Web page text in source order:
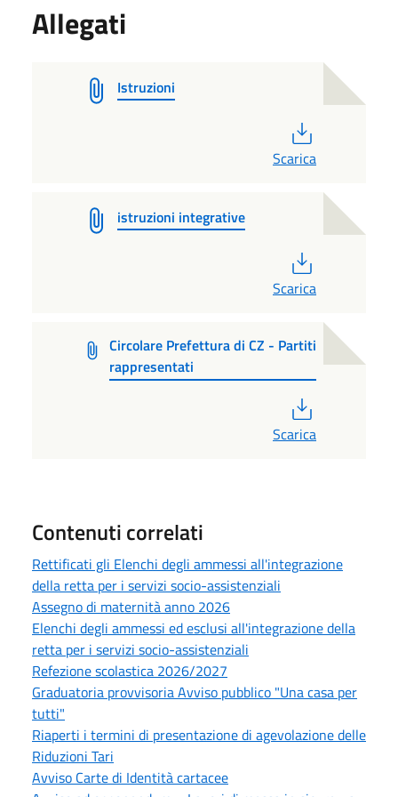
Allegati
Istruzioni
Scarica
istruzioni integrative
Scarica
Circolare Prefettura di CZ - Partiti
rappresentati
Scarica
Contenuti correlati
Rettificati gli Elenchi degli ammessi all'integrazione
della retta per i servizi socio-assistenziali
Assegno di maternità anno 2026
Elenchi degli ammessi ed esclusi all'integrazione della
retta per i servizi socio-assistenziali
Refezione scolastica 2026/2027
Graduatoria provvisoria Avviso pubblico "Una casa per
tutti"
Riaperti i termini di presentazione di agevolazione delle
Riduzioni Tari
Avviso Carte di Identità cartacee